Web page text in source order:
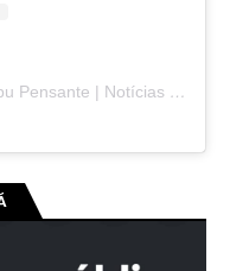
Um post compartilhado por Pirambu Pensante | Notícias & Entretenimento (@pirambupensante)